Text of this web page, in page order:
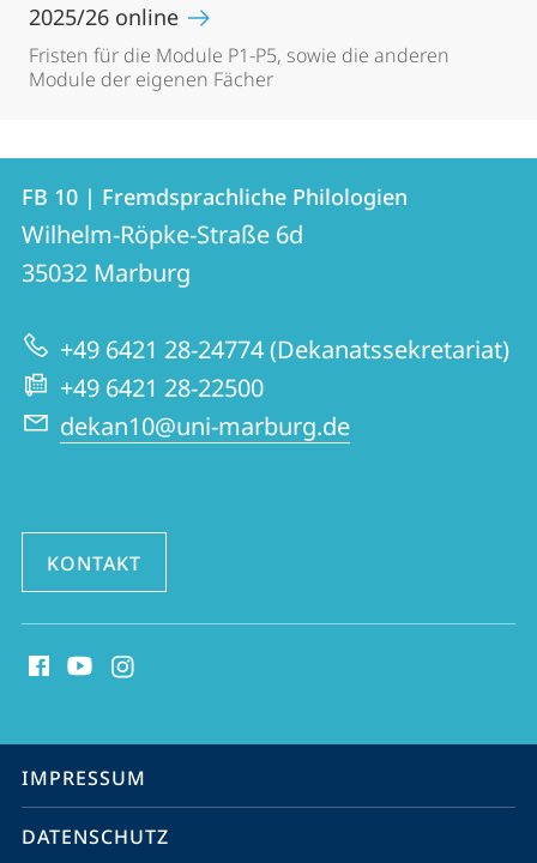
2025/26 online
Fristen für die Module P1-P5, sowie die anderen
Module der eigenen Fächer
Kontakt
und
Informationen
zur
Website
Kontaktinformationen
FB
10
|
Fremdsprachliche
Philologien
FB 10 | Fremdsprachliche Philologien
Wilhelm-Röpke-Straße 6d
35032 Marburg
+49 6421 28-24774 (Dekanatssekretariat)
+49 6421 28-22500
dekan10@uni-marburg.de
KONTAKT
Media
Service-
Navigation
IMPRESSUM
DATENSCHUTZ